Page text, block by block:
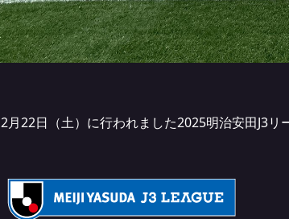
2月22日（土）に行われました2025明治安田J3リ